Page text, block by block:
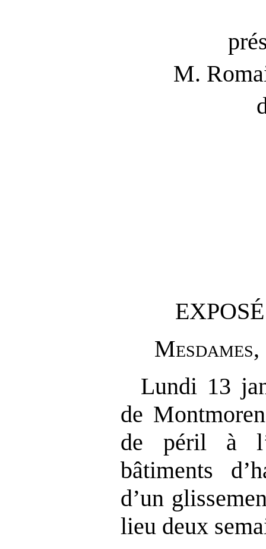
M.
Mesdames
Lundi 13
de
de péril à
bâtiments
d’un
lieu deux